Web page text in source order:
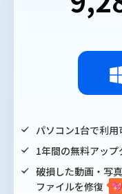
パソコン1台で利用
1年間の無料アップ
破損した動画・写
ファイルを修復